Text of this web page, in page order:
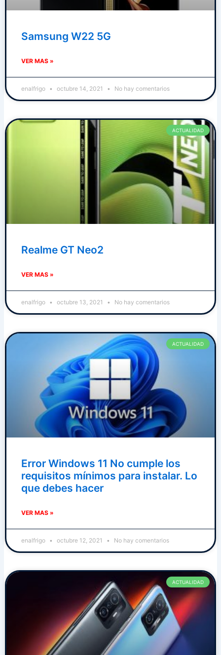
Samsung W22 5G
VER MAS »
enalfrigo octubre 14, 2021 No hay comentarios
ACTUALIDAD
Realme GT Neo2
VER MAS »
enalfrigo octubre 13, 2021 No hay comentarios
ACTUALIDAD
Error Windows 11 No cumple los
requisitos mínimos para instalar. Lo
que debes hacer
VER MAS »
enalfrigo octubre 12, 2021 No hay comentarios
ACTUALIDAD